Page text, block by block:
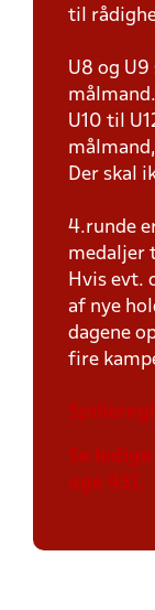
til
U8 og U9
målmand.
U10 til
Der skal
4.runde
medaljer
Hvis evt.
af nye
dagene
fire
Se
uge 43).